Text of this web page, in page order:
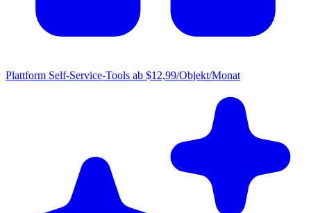
Plattform Self-Service-Tools ab $12,99/Objekt/Monat